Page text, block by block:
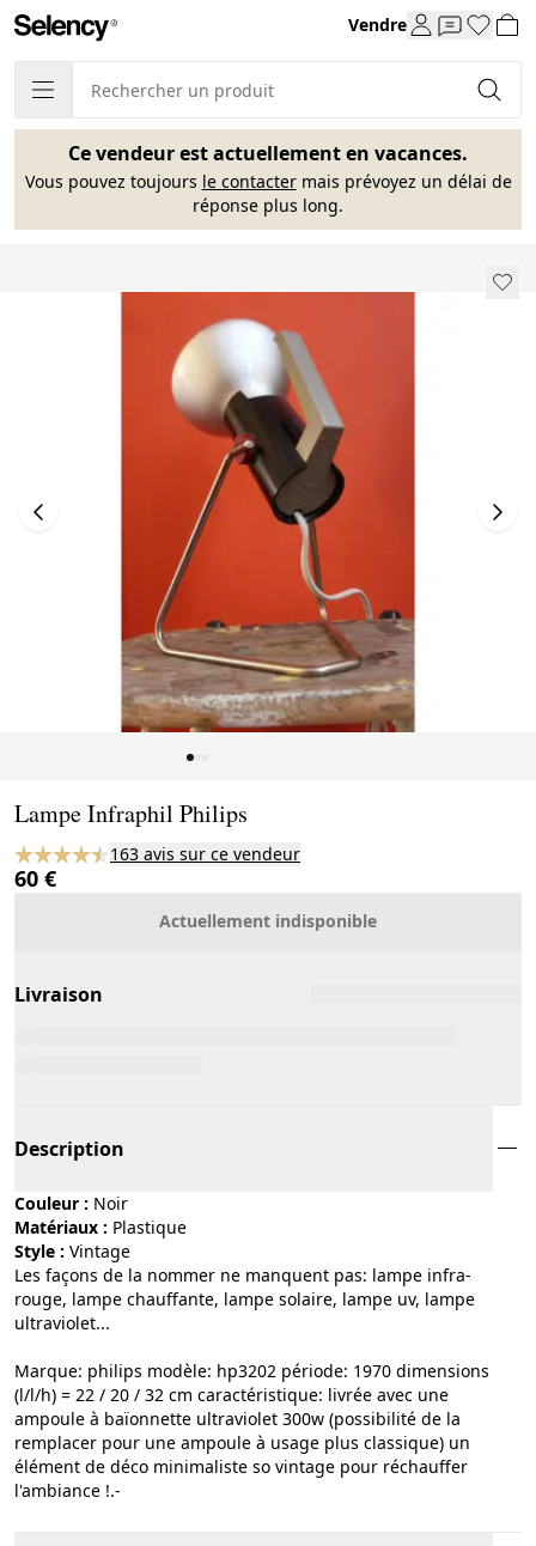
Vendre
Ce vendeur est actuellement en vacances.
Vous pouvez toujours le contactermais prévoyez un délai de
réponse plus long.
Lampe Infraphil Philips
163 avis sur ce vendeur
60 €
Actuellement indisponible
Livraison
Description
Couleur :
noir
Matériaux :
plastique
Style :
vintage
Les façons de la nommer ne manquent pas: lampe infra-
rouge, lampe chauffante, lampe solaire, lampe uv, lampe
ultraviolet...
Marque: philips modèle: hp3202 période: 1970 dimensions
(l/l/h) = 22 / 20 / 32 cm caractéristique: livrée avec une
ampoule à baïonnette ultraviolet 300w (possibilité de la
remplacer pour une ampoule à usage plus classique) un
élément de déco minimaliste so vintage pour réchauffer
l'ambiance !.-